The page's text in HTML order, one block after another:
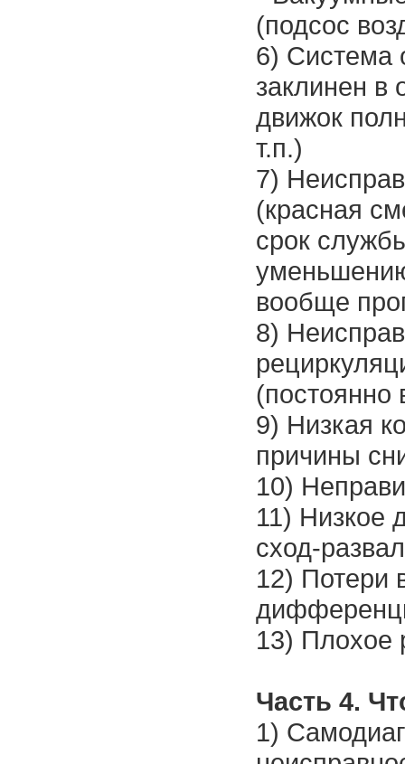
(подсос
6) Система
заклинен в
движок
т.п.)
7)
(красная
срок
вообще
8)
(постоянно
9) Низкая
причины
10)
11) Низкое
сход-
12) Потери
13) Плохое
Часть 4.
1)